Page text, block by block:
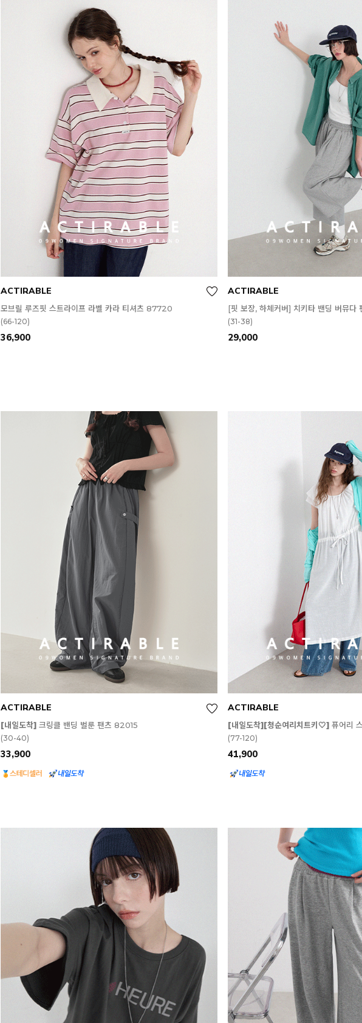
ACTIRABLE
모브릴 루즈핏 스트라이프 라벨 카라 티셔츠 87720
(66-120)
36,900
ACTIRABLE
[핏 보장, 하체커버] 치키타 밴딩 버뮤다
(31-38)
29,000
ACTIRABLE
[내일도착]크링클 밴딩 벌룬 팬츠 82015
(30-40)
33,900
ACTIRABLE
[내일도착][청순여리치트키🤍] 퓨어리
(77-120)
41,900